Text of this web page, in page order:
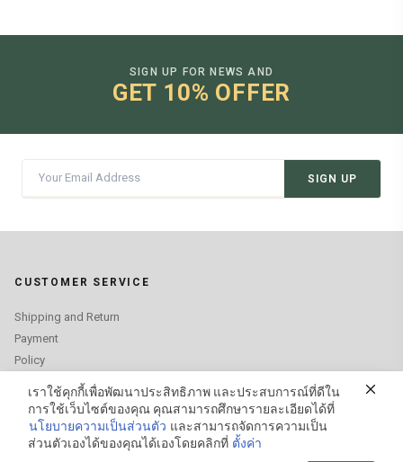
SIGN UP FOR NEWS AND
GET 10% OFFER
SIGN UP
CUSTOMER SERVICE
Shipping and Return
Payment
Policy
Order Tracking
FAQs
เราใช้คุกกี้เพื่อพัฒนาประสิทธิภาพ และประสบการณ์ที่ดีใน
การใช้เว็บไซต์ของคุณ คุณสามารถศึกษารายละเอียดได้ที่
นโยบายความเป็นส่วนตัว และสามารถจัดการความเป็น
ส่วนตัวเองได้ของคุณได้เองโดยคลิกที่ ตั้งค่า